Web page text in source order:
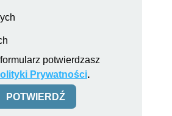
potwierdzasz
Prywatności.
POTWIERDŹ